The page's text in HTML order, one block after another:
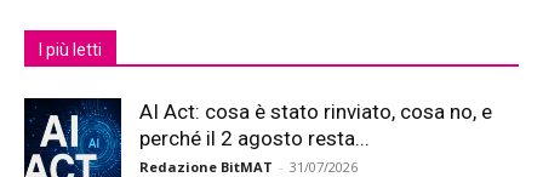
I più letti
AI Act: cosa è stato rinviato, cosa no, e
perché il 2 agosto resta...
Redazione BitMAT - 31/07/2026